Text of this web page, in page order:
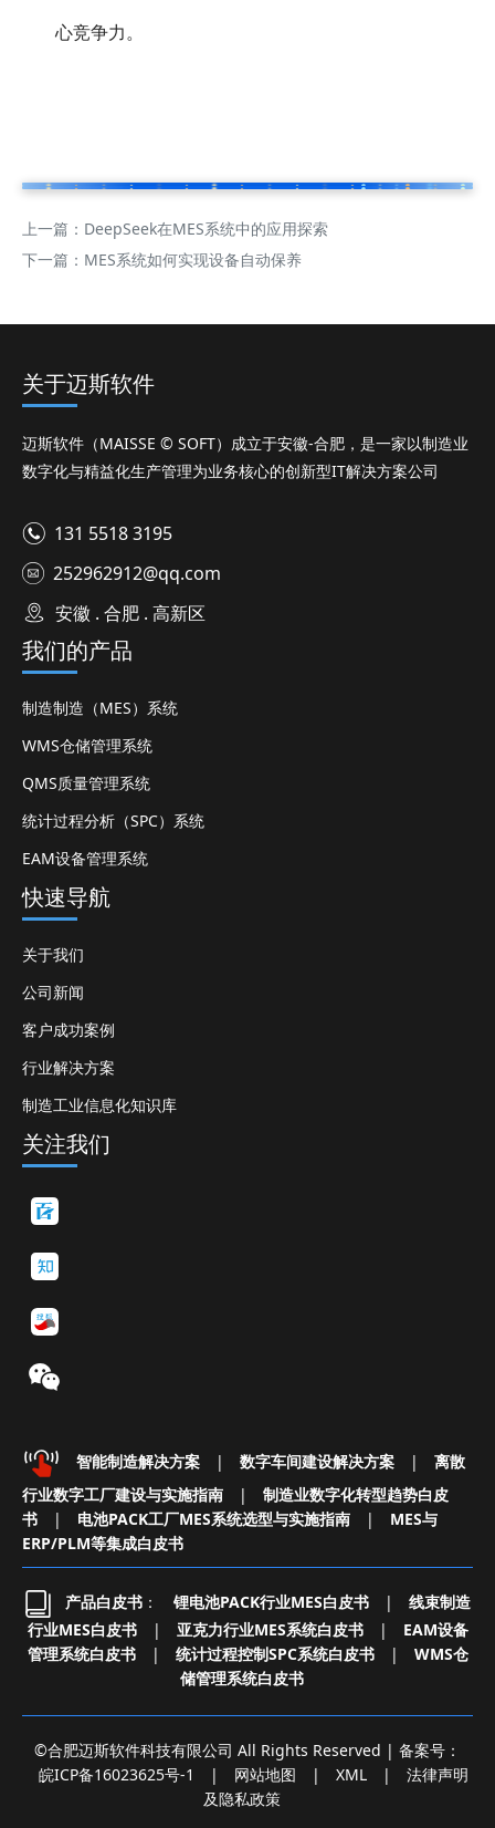
心竞争力。
上一篇： DeepSeek在MES系统中的应用探索
下一篇： MES系统如何实现设备自动保养
关于迈斯软件
迈斯软件（MAISSE © SOFT）成立于安徽-合肥，是一家以制造业
数字化与精益化生产管理为业务核心的创新型IT解决方案公司
131 5518 3195
252962912@qq.com
安徽 . 合肥 . 高新区
我们的产品
制造制造（MES）系统
WMS仓储管理系统
QMS质量管理系统
统计过程分析（SPC）系统
EAM设备管理系统
快速导航
关于我们
公司新闻
客户成功案例
行业解决方案
制造工业信息化知识库
关注我们
智能制造解决方案 | 数字车间建设解决方案 |
离散
行业数字工厂建设与实施指南
|
制造业数字化转型趋势白皮
书
| 电池PACK工厂MES系统选型与实施指南 |
MES与
ERP/PLM等集成白皮书
产品白皮书 ： 锂电池PACK行业MES白皮书 |
线束制造
行业MES白皮书
| 亚克力行业MES系统白皮书 |
EAM设备
管理系统白皮书
| 统计过程控制SPC系统白皮书 |
WMS仓
储管理系统白皮书
©合肥迈斯软件科技有限公司 All Rights Reserved | 备案号：
皖ICP备16023625号-1
| 网站地图 | XML |
法律声明
及隐私政策